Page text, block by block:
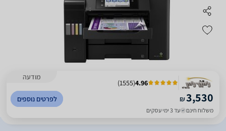
מודעה
4.96
(
1555
)
₪3,530
משלוח חינם עד 3 ימי עסקים
לפרטים נוספים